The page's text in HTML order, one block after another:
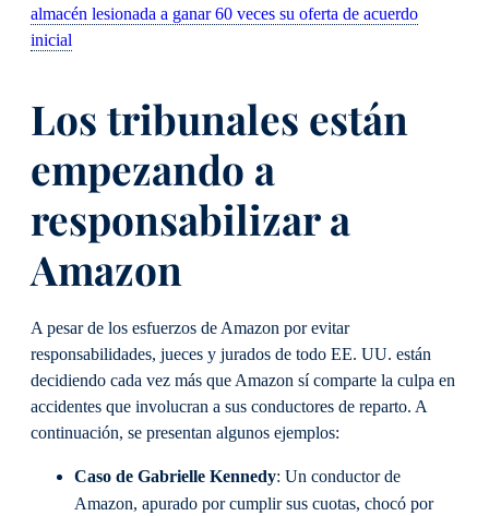
almacén lesionada a ganar 60 veces su oferta de acuerdo
inicial
Los tribunales están
empezando a
responsabilizar a
Amazon
A pesar de los esfuerzos de Amazon por evitar
responsabilidades, jueces y jurados de todo EE. UU. están
decidiendo cada vez más que Amazon sí comparte la culpa en
accidentes que involucran a sus conductores de reparto. A
continuación, se presentan algunos ejemplos:
Caso de Gabrielle Kennedy: Un conductor de
Amazon, apurado por cumplir sus cuotas, chocó por